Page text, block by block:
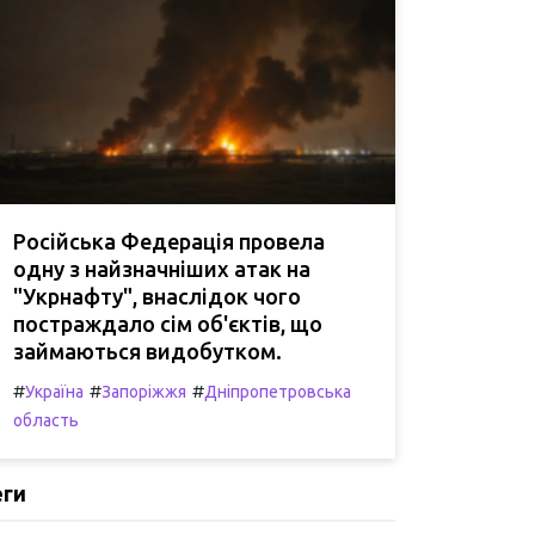
Російська Федерація провела
одну з найзначніших атак на
"Укрнафту", внаслідок чого
постраждало сім об'єктів, що
займаються видобутком.
#Україна #Запоріжжя #Дніпропетровська
область